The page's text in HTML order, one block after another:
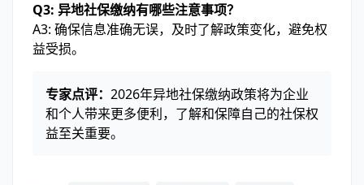
Q3: 异地社保缴纳有哪些注意事项？
A3: 确保信息准确无误，及时了解政策变化，避免权
益受损。
专家点评： 2026年异地社保缴纳政策将为企业
和个人带来更多便利，了解和保障自己的社保权
益至关重要。